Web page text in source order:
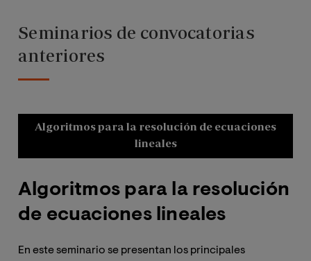
Seminarios de convocatorias
anteriores
Algoritmos para la resolución de ecuaciones
lineales
Algoritmos para la resolución
de ecuaciones lineales
En este seminario se presentan los principales